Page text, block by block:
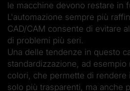
le macchine devono restare in
L'automazione sempre più
CAD/CAM consente di evitare
di problemi più seri.
Una delle tendenze in questo
standardizzazione, ad esempio
colori, che permette di rendere
solo più trasparenti, ma anche